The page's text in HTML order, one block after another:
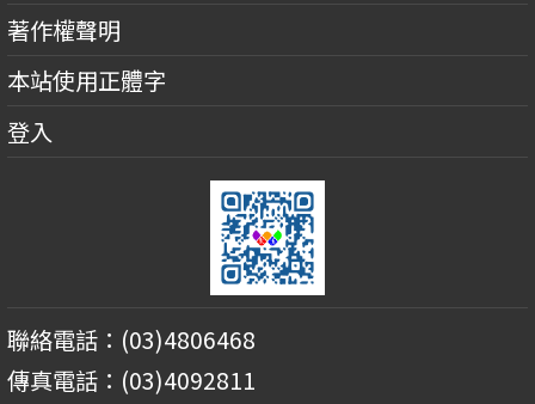
著作權聲明
本站使用正體字
登入
聯絡電話：(03)4806468
傳真電話：(03)4092811